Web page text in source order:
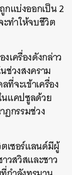
กแบ่งออกเป็น 2
ทำให้จบชีวิต
เครื่องดังกล่าว
ช่วงสงคราม
จะเข้าเครื่อง
นแคปซูลด้วย
ฏกรรมช่วง
เซอร์แลนด์มีผู้
วสวิสและชาว